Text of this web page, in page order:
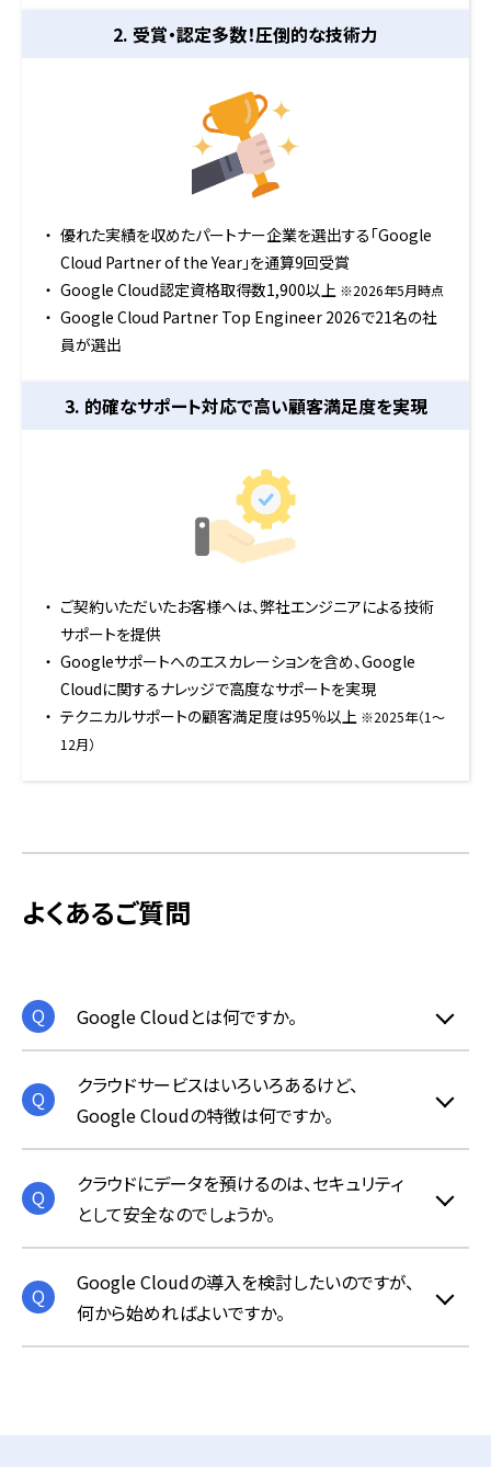
2. 受賞・認定多数！圧倒的な技術力
優れた実績を収めたパートナー企業を選出する「Google
Cloud Partner of the Year」を通算9回受賞
Google Cloud認定資格取得数1,900以上 ※2026年5月時点
Google Cloud Partner Top Engineer 2026で21名の社
員が選出
3. 的確なサポート対応で高い顧客満足度を実現
ご契約いただいたお客様へは、弊社エンジニアによる技術
サポートを提供
Googleサポートへのエスカレーションを含め、Google
Cloudに関するナレッジで高度なサポートを実現
テクニカルサポートの顧客満足度は95％以上 ※2025年（1〜
12月）
よくあるご質問
Google Cloudとは何ですか。
クラウドサービスはいろいろあるけど、
Google Cloudの特徴は何ですか。
クラウドにデータを預けるのは、セキュリティ
として安全なのでしょうか。
Google Cloudの導入を検討したいのですが、
何から始めればよいですか。